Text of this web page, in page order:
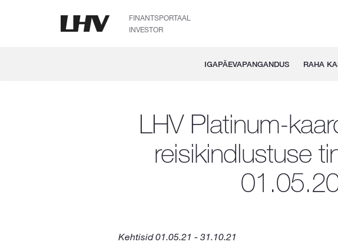
FINANTSPORTAAL
INVESTOR
IGAPÄEVAPANGANDUS RAHA
LHV Platinum-
reisikindlustuse
Kehtisid 01.05.21 - 31.10.21